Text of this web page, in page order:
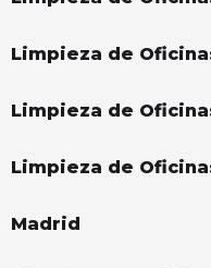
Limpieza de
Limpieza de
Limpieza de
Madrid